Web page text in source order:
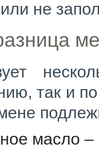
не
так и
масло –